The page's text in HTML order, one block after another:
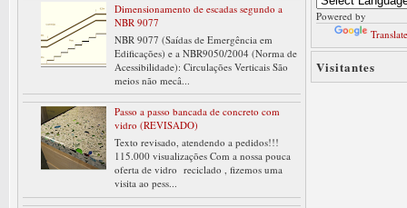
Dimensionamento de escadas segundo a
NBR 9077
NBR 9077 (Saídas de Emergência em
Edificações) e a NBR9050/2004 (Norma de
Acessibilidade): Circulações Verticais São
meios não mecâ...
Passo a passo bancada de concreto com
vidro (REVISADO)
Texto revisado, atendendo a pedidos!!!
115.000 visualizações Com a nossa pouca
oferta de vidro reciclado , fizemos uma
visita ao pess...
Powered by
Visitantes